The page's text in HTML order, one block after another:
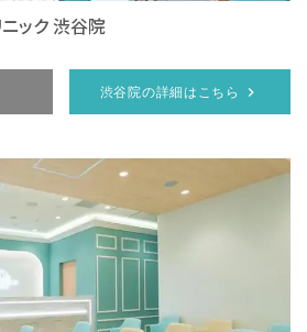
ニック 渋谷院
渋谷院の詳細はこちら